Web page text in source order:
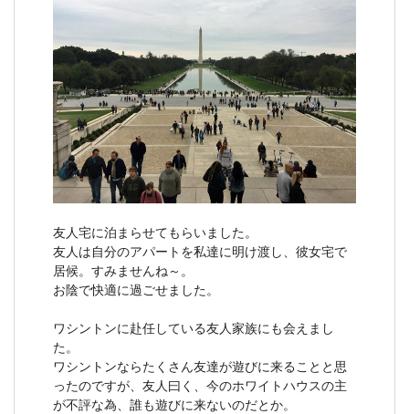
友人宅に泊まらせてもらいました。
友人は自分のアパートを私達に明け渡し、彼女宅で
居候。すみませんね～。
お陰で快適に過ごせました。
ワシントンに赴任している友人家族にも会えまし
た。
ワシントンならたくさん友達が遊びに来ることと思
ったのですが、友人曰く、今のホワイトハウスの主
が不評な為、誰も遊びに来ないのだとか。